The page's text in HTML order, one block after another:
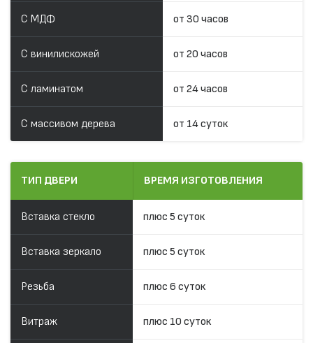
С МДФ от 30 часов
С винилискожей от 20 часов
С ламинатом от 24 часов
С массивом дерева от 14 суток
ТИП ДВЕРИ ВРЕМЯ ИЗГОТОВЛЕНИЯ
Вставка стекло плюс 5 суток
Вставка зеркало плюс 5 суток
Резьба плюс 6 суток
Витраж плюс 10 суток